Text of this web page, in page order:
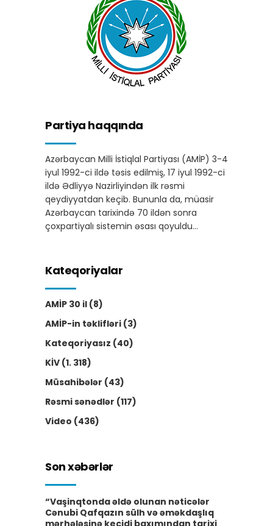
Partiya haqqında
Azərbaycan Milli İstiqlal Partiyası (AMİP) 3-4
iyul 1992-ci ildə təsis edilmiş, 17 iyul 1992-ci
ildə Ədliyyə Nazirliyindən ilk rəsmi
qeydiyyatdan keçib. Bununla da, müasir
Azərbaycan tarixində 70 ildən sonra
çoxpartiyalı sistemin əsası qoyuldu…
Kateqoriyalar
AMİP 30 il (8)
AMİP-in təklifləri (3)
Kateqoriyasız (40)
KİV (1. 318)
Müsahibələr (43)
Rəsmi sənədlər (117)
Video (436)
Son xəbərlər
“Vaşinqtonda əldə olunan nəticələr
Cənubi Qafqazın sülh və əməkdaşlıq
mərhələsinə keçidi baxımından tarixi